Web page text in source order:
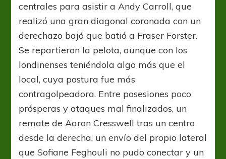
centrales para asistir a Andy Carroll, que
realizó una gran diagonal coronada con un
derechazo bajó que batió a Fraser Forster.
Se repartieron la pelota, aunque con los
londinenses teniéndola algo más que el
local, cuya postura fue más
contragolpeadora. Entre posesiones poco
prósperas y ataques mal finalizados, un
remate de Aaron Cresswell tras un centro
desde la derecha, un envío del propio lateral
que Sofiane Feghouli no pudo conectar y un